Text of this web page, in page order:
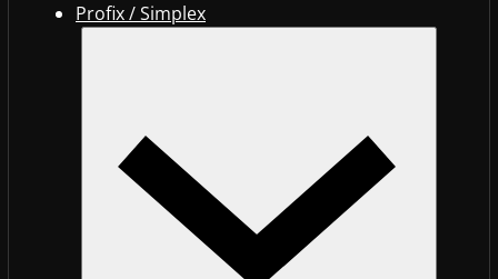
Profix / Simplex